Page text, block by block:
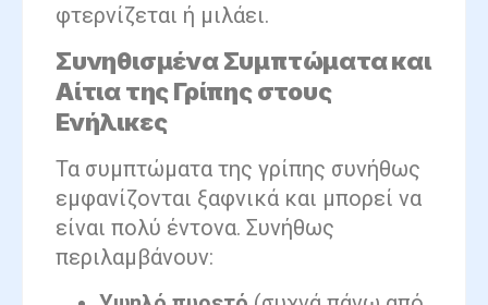
φτερνίζεται ή μιλάει.
Συνηθισμένα Συμπτώματα και
Αίτια της Γρίπης στους
Ενήλικες
Τα συμπτώματα της γρίπης συνήθως
εμφανίζονται ξαφνικά και μπορεί να
είναι πολύ έντονα. Συνήθως
περιλαμβάνουν: